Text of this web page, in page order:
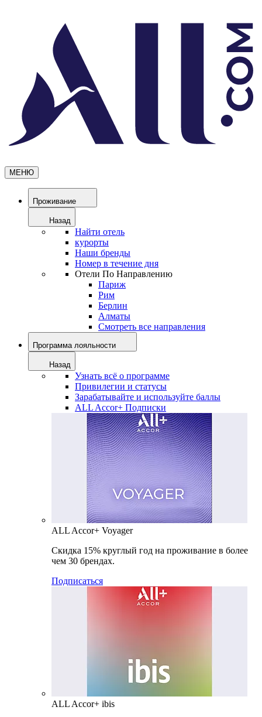
МЕНЮ
Проживание
Назад
Найти отель
курорты
Наши бренды
Номер в течение дня
Отели По Направлению
Париж
Рим
Берлин
Алматы
Смотреть все направления
Программа лояльности
Назад
Узнать всё о программе
Привилегии и статусы
Зарабатывайте и используйте баллы
ALL Accor+ Подписки
ALL Accor+ Voyager
Скидка 15% круглый год на проживание в более
чем 30 брендах.
Подписаться
ALL Accor+ ibis